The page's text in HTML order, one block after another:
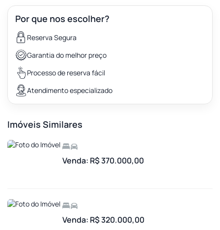
Por que nos escolher?
Reserva Segura
Garantia do melhor preço
Processo de reserva fácil
Atendimento especializado
Imóveis Similares
Venda: R$ 370.000,00
Venda: R$ 320.000,00